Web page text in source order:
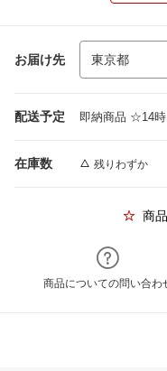
お届け先
配送予定 即納商品 ☆14
在庫数 残りわずか
商
商品についての問い合わ